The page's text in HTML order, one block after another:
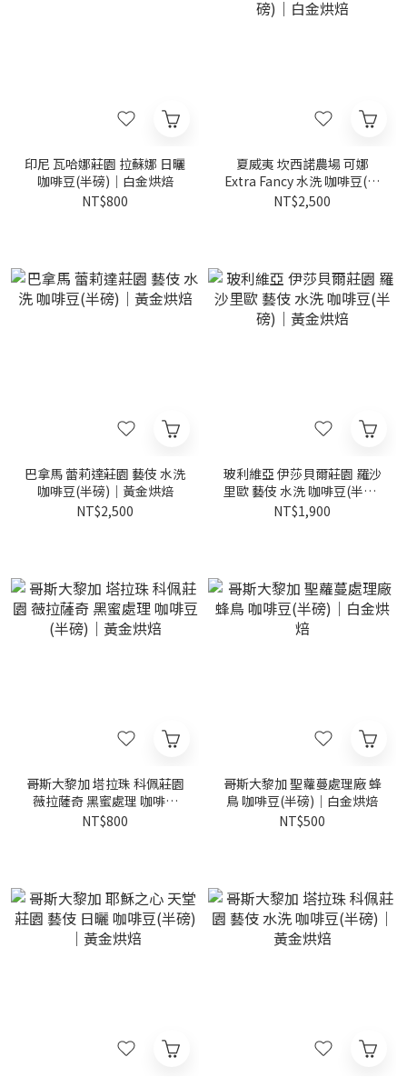
印尼 瓦哈娜莊園 拉蘇娜 日曬
咖啡豆(半磅)｜白金烘焙
NT$800
夏威夷 坎西諾農場 可娜
Extra Fancy 水洗 咖啡豆(半
磅)｜白金烘焙
NT$2,500
巴拿馬 蕾莉達莊園 藝伎 水洗
咖啡豆(半磅)｜黃金烘焙
NT$2,500
玻利維亞 伊莎貝爾莊園 羅沙
里歐 藝伎 水洗 咖啡豆(半磅)
｜黃金烘焙
NT$1,900
哥斯大黎加 塔拉珠 科佩莊園
薇拉薩奇 黑蜜處理 咖啡豆
(半磅)｜黃金烘焙
NT$800
哥斯大黎加 聖蘿蔓處理廠 蜂
鳥 咖啡豆(半磅)｜白金烘焙
NT$500